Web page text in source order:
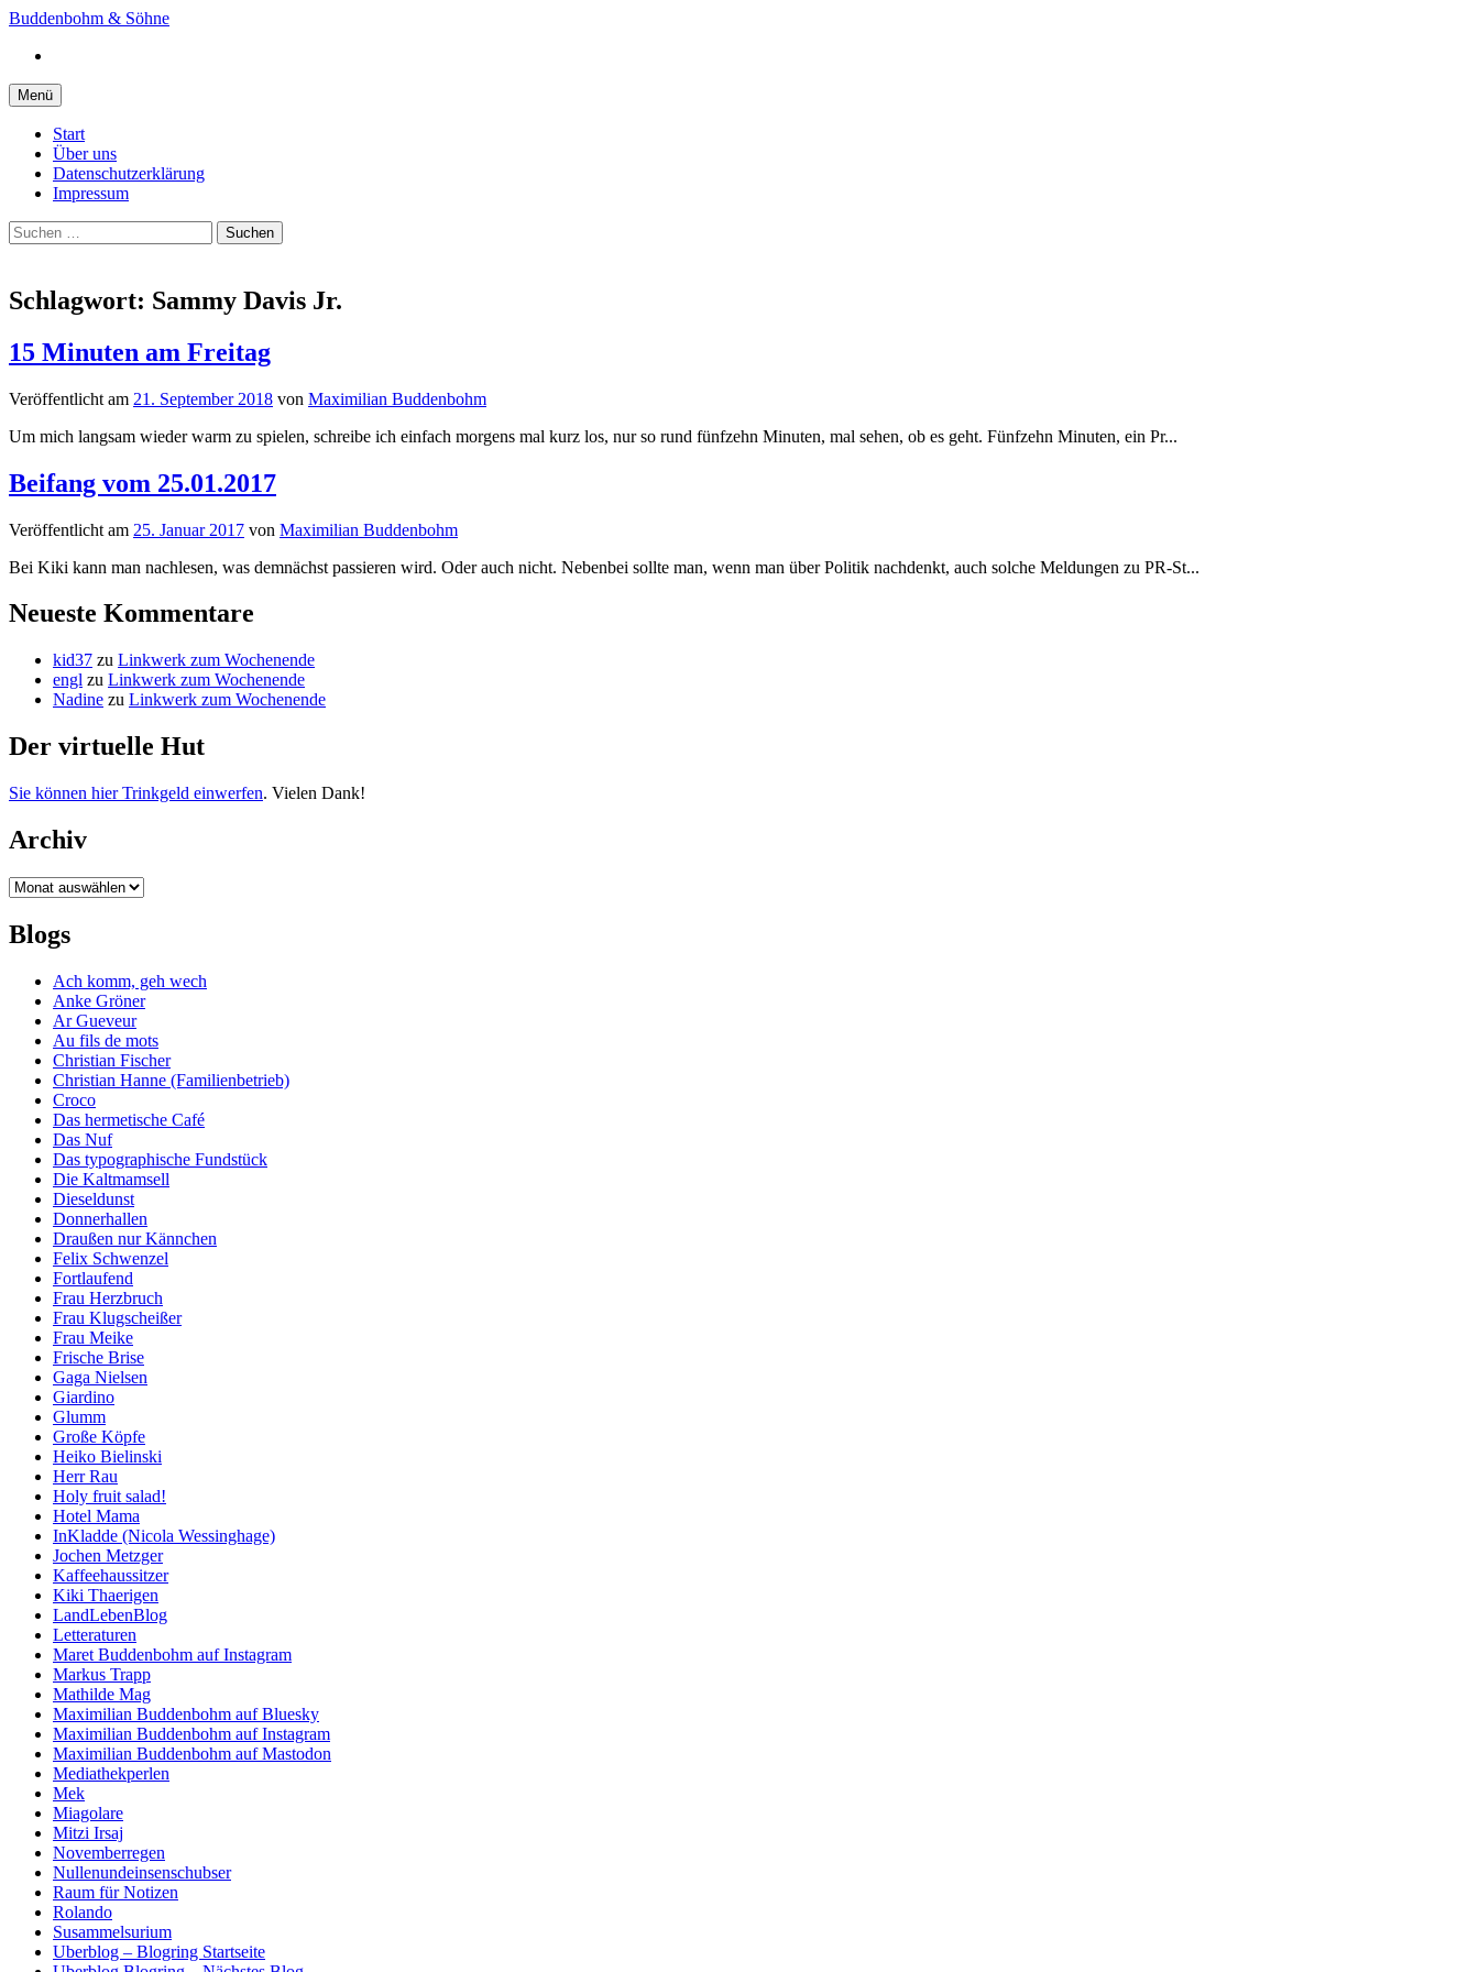
Springe
Inhalt
Buddenbohm & Söhne
Menü
Start
Über uns
Datenschutzerklärung
Impressum
Suchen
nach:
Schlagwort: Sammy Davis Jr.
15 Minuten am Freitag
Veröffentlicht am 21. September 2018 von Maximilian Buddenbohm
Um mich langsam wieder warm zu spielen, schreibe ich einfach morgens mal kurz los, nur so rund fünfzehn Minuten, mal sehen, ob es geht. Fünfzehn Minuten, ein Pr...
Beifang vom 25.01.2017
Veröffentlicht am 25. Januar 2017 von Maximilian Buddenbohm
Bei Kiki kann man nachlesen, was demnächst passieren wird. Oder auch nicht. Nebenbei sollte man, wenn man über Politik nachdenkt, auch solche Meldungen zu PR-St...
Neueste Kommentare
kid37 zu Linkwerk zum Wochenende
engl zu Linkwerk zum Wochenende
Nadine zu Linkwerk zum Wochenende
Der virtuelle Hut
Sie können hier Trinkgeld einwerfen. Vielen Dank!
Archiv
Archiv
Blogs
Ach komm, geh wech
Anke Gröner
Ar Gueveur
Au fils de mots
Christian Fischer
Christian Hanne (Familienbetrieb)
Croco
Das hermetische Café
Das Nuf
Das typographische Fundstück
Die Kaltmamsell
Dieseldunst
Donnerhallen
Draußen nur Kännchen
Felix Schwenzel
Fortlaufend
Frau Herzbruch
Frau Klugscheißer
Frau Meike
Frische Brise
Gaga Nielsen
Giardino
Glumm
Große Köpfe
Heiko Bielinski
Herr Rau
Holy fruit salad!
Hotel Mama
InKladde (Nicola Wessinghage)
Jochen Metzger
Kaffeehaussitzer
Kiki Thaerigen
LandLebenBlog
Letteraturen
Maret Buddenbohm auf Instagram
Markus Trapp
Mathilde Mag
Maximilian Buddenbohm auf Bluesky
Maximilian Buddenbohm auf Instagram
Maximilian Buddenbohm auf Mastodon
Mediathekperlen
Mek
Miagolare
Mitzi Irsaj
Novemberregen
Nullenundeinsenschubser
Raum für Notizen
Rolando
Susammelsurium
Uberblog – Blogring Startseite